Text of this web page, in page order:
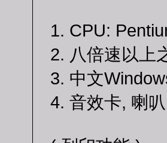
1. CPU:
2. 八倍速以上
3. 中文
4. 音效卡, 喇